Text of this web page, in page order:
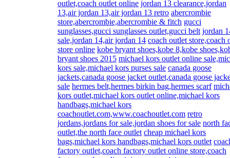
outlet,coach outlet online jordan 13 clearance,jordan
13,air jordan 13,air jordan 13 retro abercrombie
store,abercrombie,abercrombie & fitch gucci
sunglasses,gucci sunglasses outlet,gucci belt jordan
sale,jordan 14,air jordan 14 coach outlet store,coach
store online kobe bryant shoes,kobe 8,kobe
bryant shoes 2015 michael kors outlet online
kors sale,michael kors purses sale canada goose
jackets,canada goose jacket outlet,canada goose
sale hermes belt,hermes birkin bag,hermes scarf
kors outlet,michael kors outlet online,michael kors
handbags,michael kors
coachoutlet.com,www.coachoutlet.com retro
jordans,jordans for sale,jordan shoes for sale north
outlet,the north face outlet cheap michael kors
bags,michael kors handbags,michael kors outlet
factory outlet,coach factory outlet online store,coach